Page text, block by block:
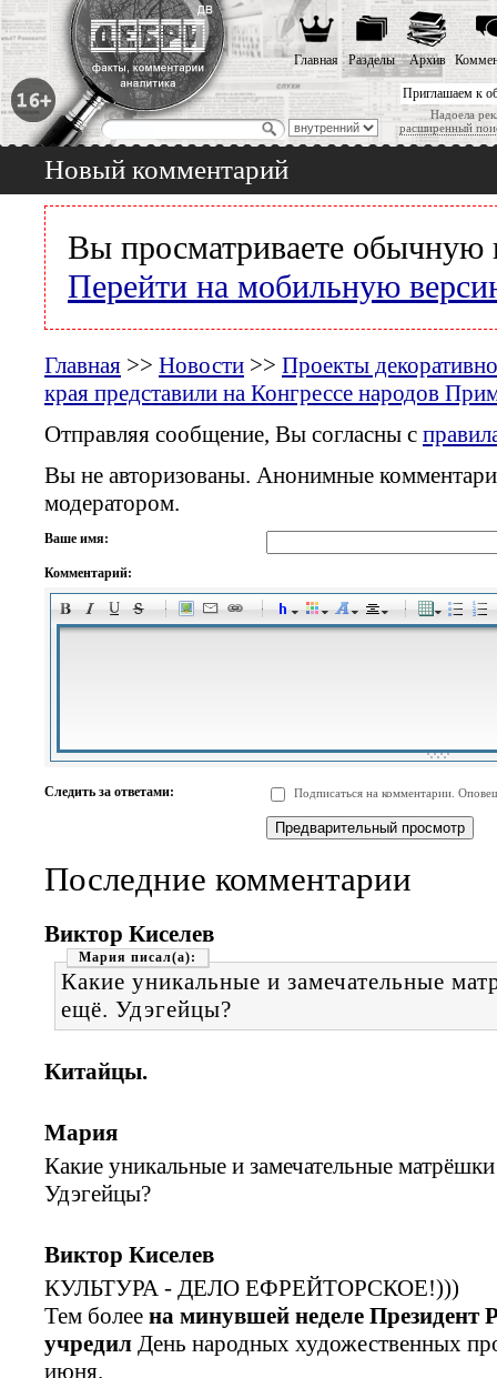
Приглашаем к
Надоела
расширенный
Главная Разделы Архив
Новый комментарий
Вы просматриваете обычную
Перейти на мобильную
Главная >> Новости >> Проекты
края представили на Конгрессе народов
Отправляя сообщение, Вы согласны с
Вы не авторизованы. Анонимные
модератором.
Ваше имя:
Комментарий:
-
-
-
-
-
-
-
-
-
-
-
-
-
Следить за ответами: Подписаться на комментарии.
Последние комментарии
Виктор Киселев
Мария
Какие уникальные и замечательные
ещё. Удэгейцы?
Китайцы.
Мария
Какие уникальные и замечательные
Удэгейцы?
Виктор Киселев
КУЛЬТУРА - ДЕЛО ЕФРЕЙТОРСКОЕ!)))
Тем более на минувшей неделе Президент
учредил День народных художественных
июня.